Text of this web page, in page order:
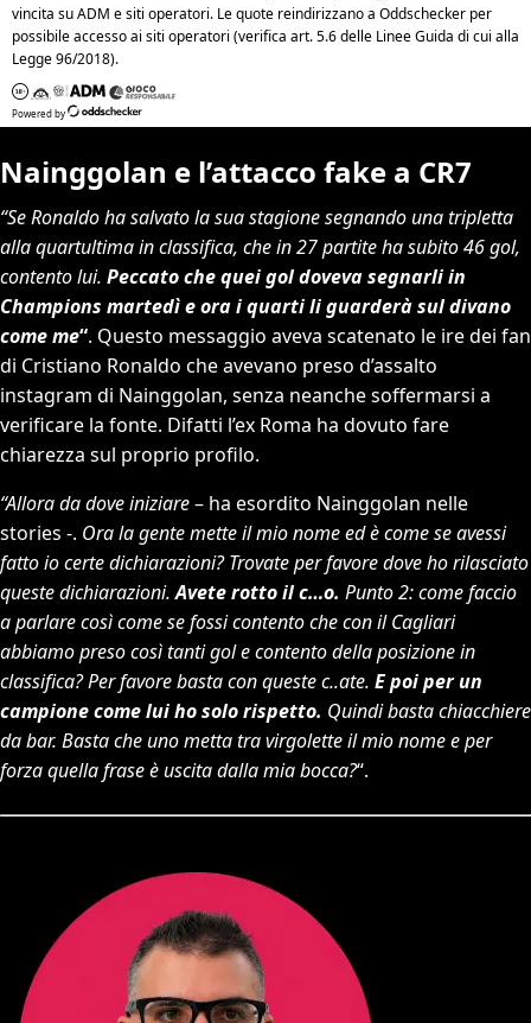
Nainggolan e l’attacco fake a CR7
“Se Ronaldo ha salvato la sua stagione segnando una tripletta
alla quartultima in classifica, che in 27 partite ha subito 46 gol,
contento lui. Peccato che quei gol doveva segnarli in
Champions martedì e ora i quarti li guarderà sul divano
come me“. Questo messaggio aveva scatenato le ire dei fan
di Cristiano Ronaldo che avevano preso d’assalto
instagram di Nainggolan, senza neanche soffermarsi a
verificare la fonte. Difatti l’ex Roma ha dovuto fare
chiarezza sul proprio profilo.
“Allora da dove iniziare– ha esordito Nainggolan nelle
stories -. Ora la gente mette il mio nome ed è come se avessi
fatto io certe dichiarazioni? Trovate per favore dove ho rilasciato
queste dichiarazioni.Avete rotto il c…o. Punto 2: come faccio
a parlare così come se fossi contento che con il Cagliari
abbiamo preso così tanti gol e contento della posizione in
classifica? Per favore basta con queste c..ate. E poi per un
campione come lui ho solo rispetto. Quindi basta chiacchiere
da bar. Basta che uno metta tra virgolette il mio nome e per
forza quella frase è uscita dalla mia bocca?“.